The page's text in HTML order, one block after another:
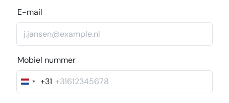
E-mail
Mobiel nummer
Nederland
+31
+31